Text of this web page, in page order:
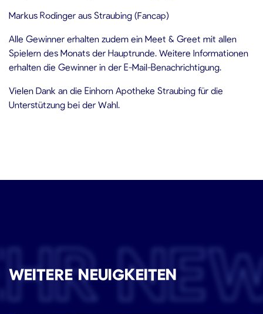
Markus Rodinger aus Straubing (Fancap)
Alle Gewinner erhalten zudem ein Meet & Greet mit allen
Spielern des Monats der Hauptrunde. Weitere Informationen
erhalten die Gewinner in der E-Mail-Benachrichtigung.
Vielen Dank an die Einhorn Apotheke Straubing für die
Unterstützung bei der Wahl.
WEITERE NEUIGKEITEN